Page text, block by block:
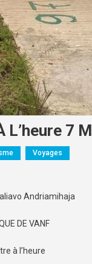
L’heure 7
Voyages
Andriamihaja
DE VANF
à l’heure